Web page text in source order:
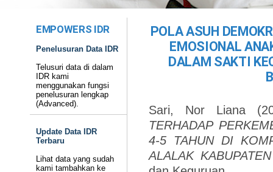
EMPOWERS IDR
Penelusuran Data IDR
Telusuri data di dalam
IDR kami
menggunakan fungsi
penelusuran lengkap
(Advanced).
Update Data IDR
Terbaru
Lihat data yang sudah
kami tambahkan ke
POLA ASUH
EMOSIONAL
DALAM SAKTI
Sari, Nor Liana
TERHADAP
4-5 TAHUN DI
ALALAK